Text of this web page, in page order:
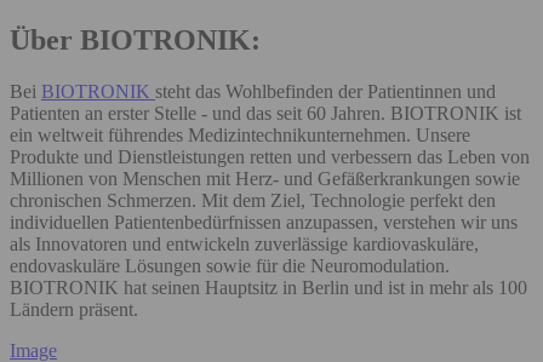
Über BIOTRONIK:
Bei BIOTRONIK steht das Wohlbefinden der Patientinnen und
Patienten an erster Stelle - und das seit 60 Jahren. BIOTRONIK ist
ein weltweit führendes Medizintechnikunternehmen. Unsere
Produkte und Dienstleistungen retten und verbessern das Leben von
Millionen von Menschen mit Herz- und Gefäßerkrankungen sowie
chronischen Schmerzen. Mit dem Ziel, Technologie perfekt den
individuellen Patientenbedürfnissen anzupassen, verstehen wir uns
als Innovatoren und entwickeln zuverlässige kardiovaskuläre,
endovaskuläre Lösungen sowie für die Neuromodulation.
BIOTRONIK hat seinen Hauptsitz in Berlin und ist in mehr als 100
Ländern präsent.
Image